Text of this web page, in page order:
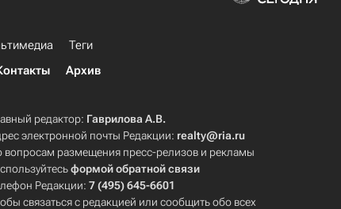
Теги
Архив
редактор: Гаврилова А.В.
электронной почты Редакции: realty@ria.ru
вопросам размещения пресс-релизов и рекламы
формой обратной связи
Редакции:7 (495) 645-6601
связаться с редакцией или сообщить обо всех